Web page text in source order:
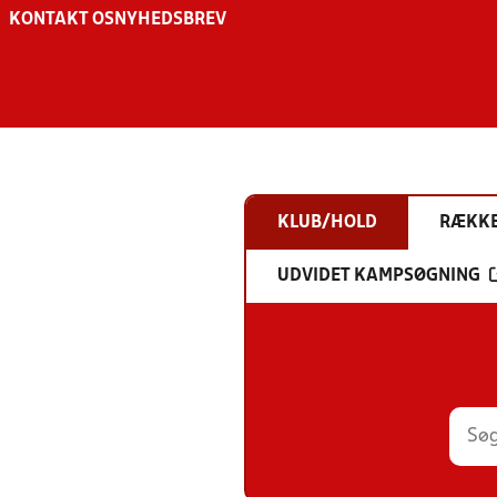
KONTAKT OS NYHEDSBREV
KLUB/HOLD
UDVIDET KAMPSØGNING